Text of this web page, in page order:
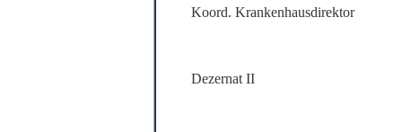
Koord. Krankenhausdirektor
Dezernat II